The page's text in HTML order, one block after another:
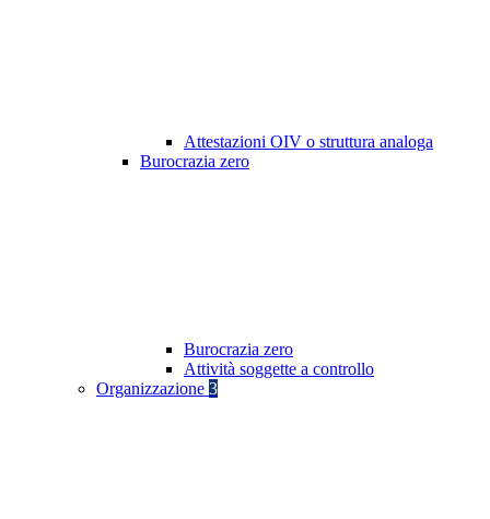
Attestazioni OIV o struttura analoga
Burocrazia zero
Burocrazia zero
Attività soggette a controllo
Organizzazione 3